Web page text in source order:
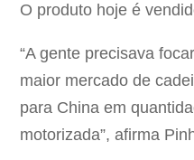
O produto hoje é
“A gente precisava
maior mercado de
para China em
motorizada”, afirma